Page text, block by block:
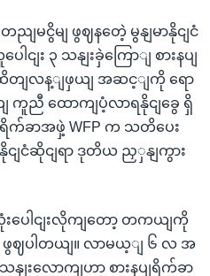
ျမငွိမျ ဖွဈနတေဲ့ မွနျမာနိုငျငံ
ျး ၃ သနျးခှဲကြောျ စားနပျ
ထိတျလန့ျဖှယျ အဆင့ျကို ရော
ကူညီ ထောကျပံ့လာရနိုငျခွေ ရှိ
ရိက်ခာအဖှဲ့ WFP က သတိပေး
နိုငျငံဆိုငျရာ ဒုတိယ ညှှနျကွား
းပေါငျးလိုကျတော့ တကယျကို
ဖွဈပါတယျ။ လာမယ့ျ ၆ လ အ
နျးလောကျဟာ စားနပျရိက်ခာ